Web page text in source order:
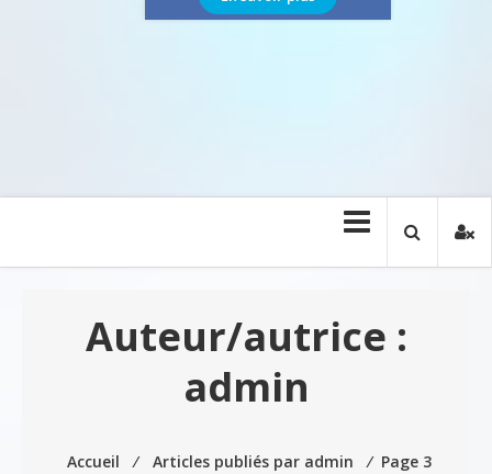
Auteur/autrice :
admin
Accueil ⁄ Articles publiés par admin ⁄ Page 3